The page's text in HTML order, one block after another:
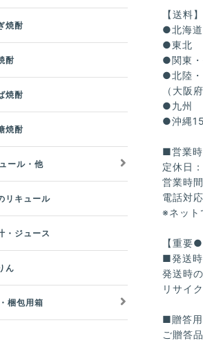
【送料】
●北海
●東北
●関東
●北陸
（大阪
●九州
●沖縄
■営業時
定休日
営業時
電話対
※ネット
【重要●
■発送
発送時
リサイ
■贈答
ご贈答
焼酎
酎
焼酎
焼酎
ール・他
リキュール
・ジュース
ん
梱包用箱